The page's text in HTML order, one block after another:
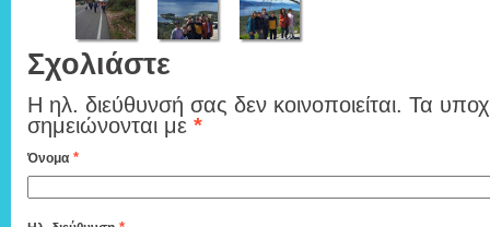
Σχολιάστε
Η ηλ. διεύθυνσή σας δεν κοινοποιείται. Τα
σημειώνονται με *
Όνομα *